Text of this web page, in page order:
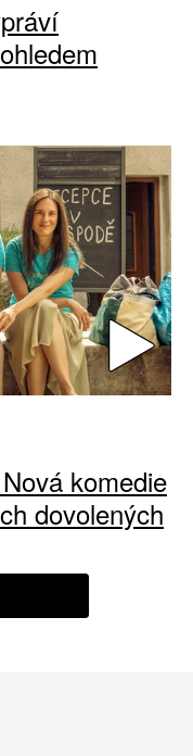
komedie
dovolených